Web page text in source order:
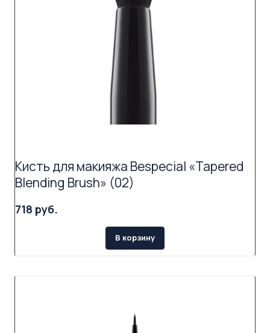
Кисть для макияжа Bespecial «Tapered
Blending Brush» (02)
718 руб.
В корзину